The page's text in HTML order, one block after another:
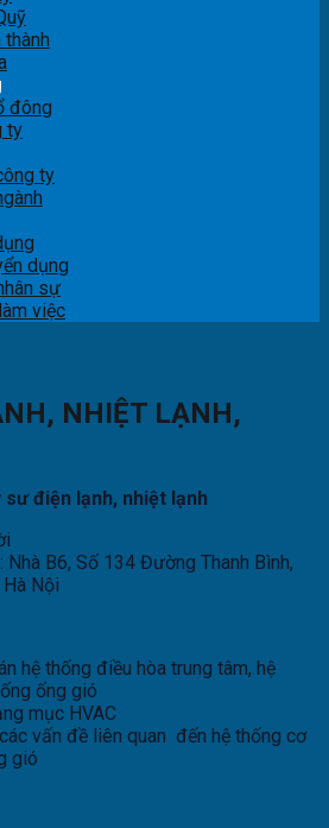
đông
ty
ty
dụng
sự
việc
NHIỆT LẠNH,
điện lạnh, nhiệt lạnh
B6, Số 134 Đường Thanh Bình,
Nội
hệ thống điều hòa trung tâm, hệ
ống gió
mục HVAC
vấn đề liên quan đến hệ thống cơ
gió